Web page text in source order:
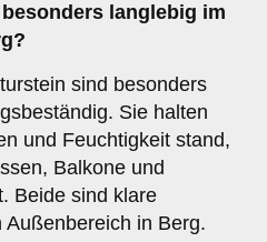
langlebig im
sind besonders
Sie halten
und Feuchtigkeit stand,
Balkone und
Beide sind klare
in Berg.